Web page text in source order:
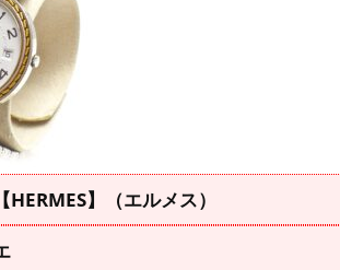
】（エルメス）